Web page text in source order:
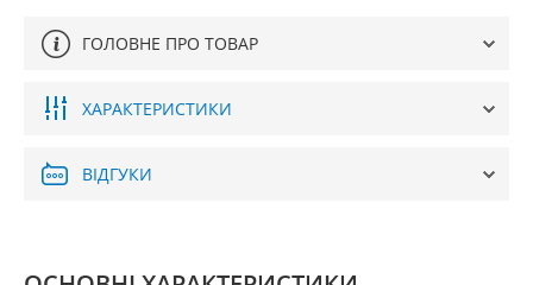
ГОЛОВНЕ ПРО ТОВАР
ХАРАКТЕРИСТИКИ
ВІДГУКИ